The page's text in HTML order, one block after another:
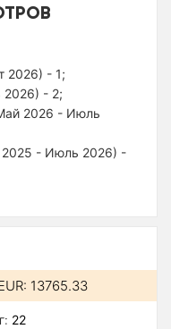
2026) - 1;
- 2;
2026 - Июль
2025 - Июль 2026) -
13765.33
22